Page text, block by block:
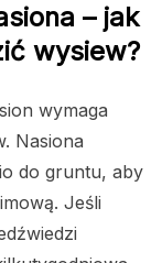
– jak
wysiew?
wymaga
Nasiona
do gruntu, aby
Jeśli